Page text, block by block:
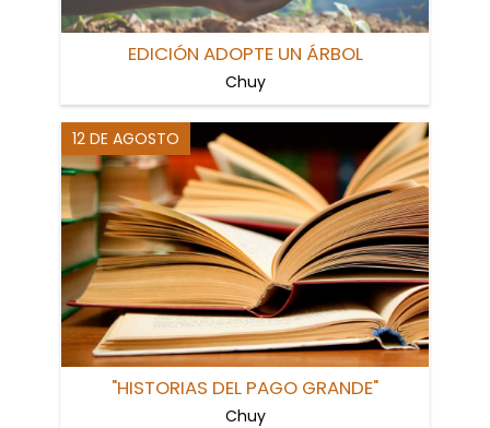
EDICIÓN ADOPTE UN ÁRBOL
Chuy
12 DE AGOSTO
"HISTORIAS DEL PAGO GRANDE"
Chuy